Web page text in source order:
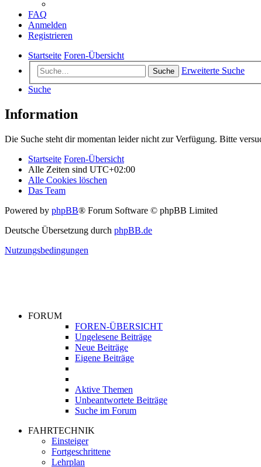
FAQ
Anmelden
Registrieren
Startseite Foren-Übersicht
Suche
Erweiterte Suche
Suche
Information
Die Suche steht dir momentan leider nicht zur Verfügung. Bitte
Startseite Foren-Übersicht
Alle Zeiten sind UTC+02:00
Alle Cookies löschen
Das Team
Powered by phpBB® Forum Software © phpBB Limited
Deutsche Übersetzung durch phpBB.de
Nutzungsbedingungen
FORUM
FOREN-ÜBERSICHT
Ungelesene Beiträge
Neue Beiträge
Eigene Beiträge
Aktive Themen
Unbeantwortete Beiträge
Suche im Forum
FAHRTECHNIK
Einsteiger
Fortgeschrittene
Lehrplan